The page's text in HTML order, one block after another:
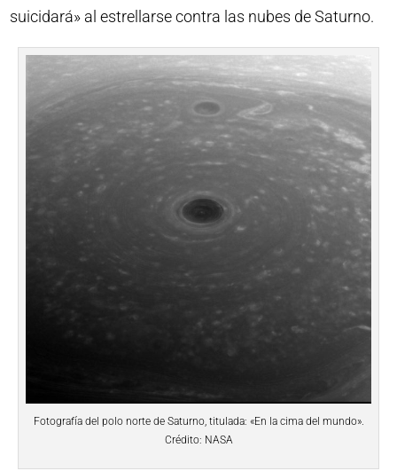
suicidará» al estrellarse contra las nubes de Saturno.
Fotografía del polo norte de Saturno, titulada: «En la cima del mundo».
Crédito: NASA